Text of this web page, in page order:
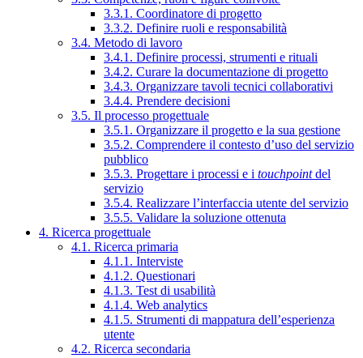
3.3.1. Coordinatore di progetto
3.3.2. Definire ruoli e responsabilità
3.4. Metodo di lavoro
3.4.1. Definire processi, strumenti e rituali
3.4.2. Curare la documentazione di progetto
3.4.3. Organizzare tavoli tecnici collaborativi
3.4.4. Prendere decisioni
3.5. Il processo progettuale
3.5.1. Organizzare il progetto e la sua gestione
3.5.2. Comprendere il contesto d’uso del servizio
pubblico
3.5.3. Progettare i processi e i touchpointdel
servizio
3.5.4. Realizzare l’interfaccia utente del servizio
3.5.5. Validare la soluzione ottenuta
4. Ricerca progettuale
4.1. Ricerca primaria
4.1.1. Interviste
4.1.2. Questionari
4.1.3. Test di usabilità
4.1.4. Web analytics
4.1.5. Strumenti di mappatura dell’esperienza
utente
4.2. Ricerca secondaria